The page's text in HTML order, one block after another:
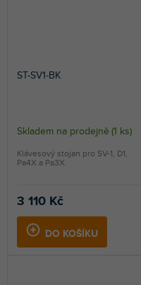
ST-SV1-BK
Skladem na prodejně (1 ks)
3 110 Kč
DO KOŠÍKU
Klávesový stojan pro SV-1, D1,
Pa4X a Pa3X.